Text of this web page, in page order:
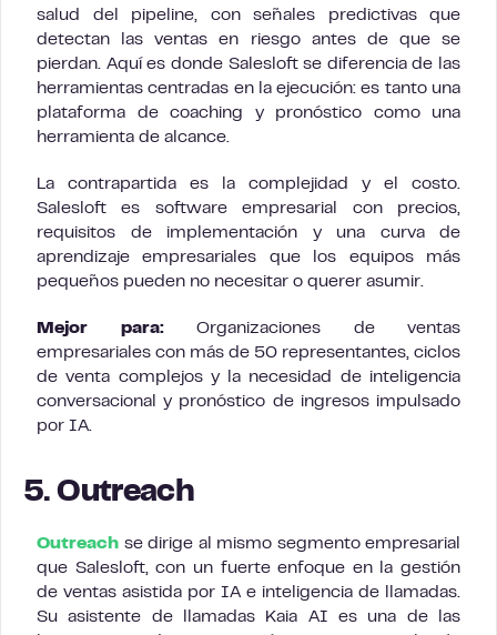
salud del pipeline, con señales predictivas que
detectan las ventas en riesgo antes de que se
pierdan. Aquí es donde Salesloft se diferencia de las
herramientas centradas en la ejecución: es tanto una
plataforma de coaching y pronóstico como una
herramienta de alcance.
La contrapartida es la complejidad y el costo.
Salesloft es software empresarial con precios,
requisitos de implementación y una curva de
aprendizaje empresariales que los equipos más
pequeños pueden no necesitar o querer asumir.
Mejor para:Organizaciones de ventas
empresariales con más de 50 representantes, ciclos
de venta complejos y la necesidad de inteligencia
conversacional y pronóstico de ingresos impulsado
por IA.
5. Outreach
Outreach se dirige al mismo segmento empresarial
que Salesloft, con un fuerte enfoque en la gestión
de ventas asistida por IA e inteligencia de llamadas.
Su asistente de llamadas Kaia AI es una de las